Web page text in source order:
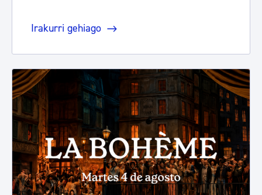
Irakurri gehiago